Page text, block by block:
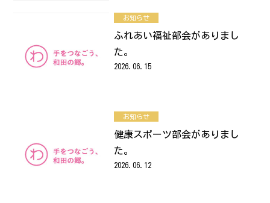
お知らせ
ふれあい福祉部会がありまし
た。
2026.06.15
お知らせ
健康スポーツ部会がありまし
た。
2026.06.12